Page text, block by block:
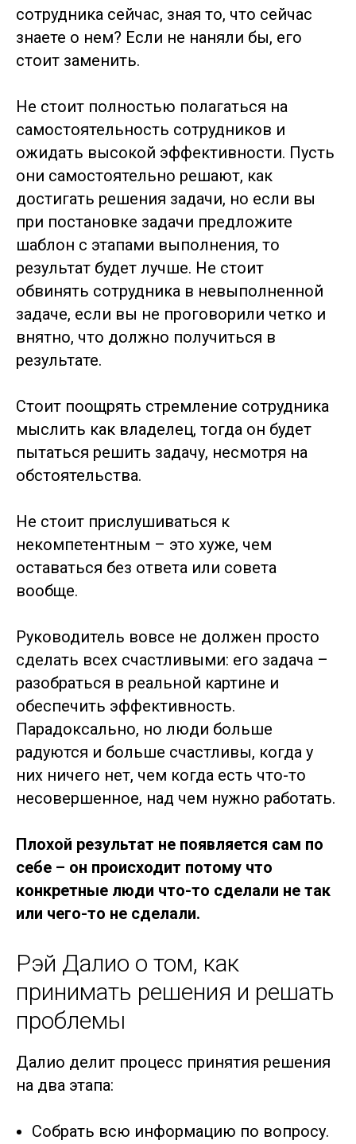
сотрудника сейчас, зная то, что сейчас
знаете о нем? Если не наняли бы, его
стоит заменить.
Не стоит полностью полагаться на
самостоятельность сотрудников и
ожидать высокой эффективности. Пусть
они самостоятельно решают, как
достигать решения задачи, но если вы
при постановке задачи предложите
шаблон с этапами выполнения, то
результат будет лучше. Не стоит
обвинять сотрудника в невыполненной
задаче, если вы не проговорили четко и
внятно, что должно получиться в
результате.
Стоит поощрять стремление сотрудника
мыслить как владелец, тогда он будет
пытаться решить задачу, несмотря на
обстоятельства.
Не стоит прислушиваться к
некомпетентным – это хуже, чем
оставаться без ответа или совета
вообще.
Руководитель вовсе не должен просто
сделать всех счастливыми: его задача –
разобраться в реальной картине и
обеспечить эффективность.
Парадоксально, но люди больше
радуются и больше счастливы, когда у
них ничего нет, чем когда есть что-то
несовершенное, над чем нужно работать.
Плохой результат не появляется сам по
себе – он происходит потому что
конкретные люди что-то сделали не так
или чего-то не сделали.
Рэй Далио о том, как
принимать решения и решать
проблемы
Далио делит процесс принятия решения
на два этапа:
Собрать всю информацию по вопросу.